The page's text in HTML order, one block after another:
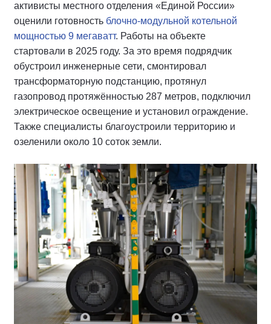
активисты местного отделения «Единой России»
оценили готовность блочно-модульной котельной
мощностью 9 мегаватт. Работы на объекте
стартовали в 2025 году. За это время подрядчик
обустроил инженерные сети, смонтировал
трансформаторную подстанцию, протянул
газопровод протяжённостью 287 метров, подключил
электрическое освещение и установил ограждение.
Также специалисты благоустроили территорию и
озеленили около 10 соток земли.